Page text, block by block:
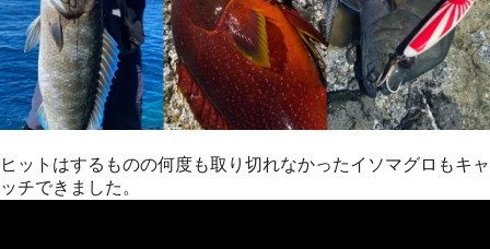
ヒットはするものの何度も取り切れなかったイソマグロもキャ
ッチできました。